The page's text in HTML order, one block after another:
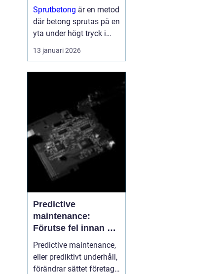
Sprutbetong är en metod
där betong sprutas på en
yta under högt tryck i
stället för att gjutas i
formar. Tekniken a...
13 januari 2026
Predictive
maintenance:
Förutse fel innan de
uppstår med hjälp
av sensorer
Predictive maintenance,
eller prediktivt underhåll,
förändrar sättet företag